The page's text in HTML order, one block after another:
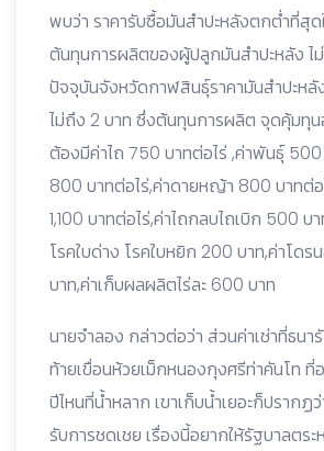
พบว่า ราคารับซื้อมันสำปะหลังตกต่ำที่สุ
ต้นทุนการผลิตของผู้ปลูกมันสำปะหลัง ไ
ปัจจุบันจังหวัดกาฬสินธุ์ราคามันสำปะหลั
ไม่ถึง 2 บาท ซึ่งต้นทุนการผลิต จุดคุ้มทุน
ต้องมีค่าไถ 750 บาทต่อไร่ ,ค่าพันธุ์
800 บาทต่อไร่,ค่าดายหญ้า 800 บาทต่อ
1,100 บาทต่อไร่,ค่าไถกลบไถเบิก 500 บ
โรคใบด่าง โรคใบหยิก 200 บาท,ค่าโดร
บาท,ค่าเก็บผลผลิตไร่ละ 600 บาท
นายจำลอง กล่าวต่อว่า ส่วนค่าเช่าที่ธน
ท้ายเขื่อนห้วยเม็กหนองกุงศรีท่าคันโท ที่
ปีไหนที่น้ำหลาก เขาเก็บน้ำเยอะก็ปรากฏ
รับการชดเชย เรื่องนี้อยากให้รัฐบาลตร